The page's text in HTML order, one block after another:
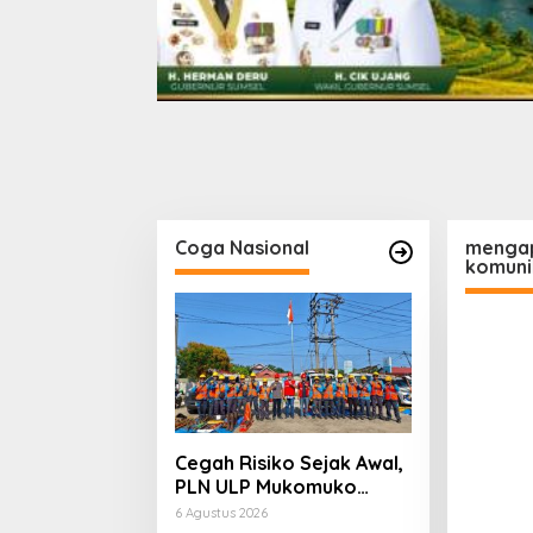
Coga Nasional
Cegah Risiko Sejak Awal,
PLN ULP Mukomuko
Periksa Peralatan dan
6 Agustus 2026